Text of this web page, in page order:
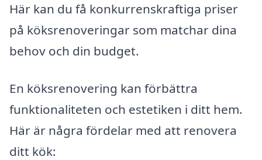
Här kan du få konkurrenskraftiga priser
på köksrenoveringar som matchar dina
behov och din budget.
En köksrenovering kan förbättra
funktionaliteten och estetiken i ditt hem.
Här är några fördelar med att renovera
ditt kök: